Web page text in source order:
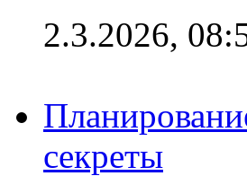
2.3.2026,
секреты